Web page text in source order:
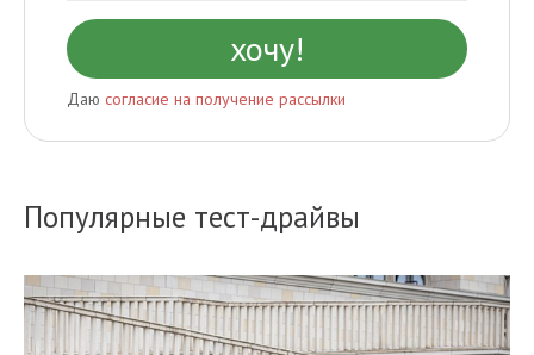
Даю согласие на получение рассылки
Популярные тест-драйвы